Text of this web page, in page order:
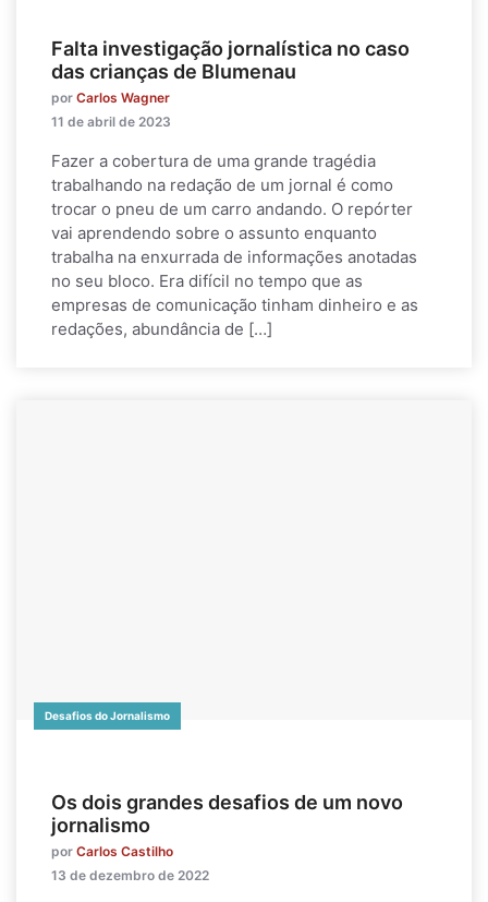
Falta investigação jornalística no caso
das crianças de Blumenau
por Carlos Wagner
11 de abril de 2023
Fazer a cobertura de uma grande tragédia
trabalhando na redação de um jornal é como
trocar o pneu de um carro andando. O repórter
vai aprendendo sobre o assunto enquanto
trabalha na enxurrada de informações anotadas
no seu bloco. Era difícil no tempo que as
empresas de comunicação tinham dinheiro e as
redações, abundância de […]
Desafios do Jornalismo
Os dois grandes desafios de um novo
jornalismo
por Carlos Castilho
13 de dezembro de 2022